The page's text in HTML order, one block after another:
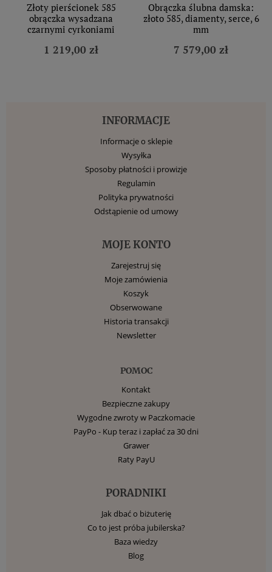
Złoty pierścionek 585
obrączka wysadzana
czarnymi cyrkoniami
1 219,00 zł
Obrączka ślubna damska:
złoto 585, diamenty, serce, 6
mm
7 579,00 zł
INFORMACJE
Informacje o sklepie
Wysyłka
Sposoby płatności i prowizje
Regulamin
Polityka prywatności
Odstąpienie od umowy
MOJE KONTO
Zarejestruj się
Moje zamówienia
Koszyk
Obserwowane
Historia transakcji
Newsletter
POMOC
Kontakt
Bezpieczne zakupy
Wygodne zwroty w Paczkomacie
PayPo - Kup teraz i zapłać za 30 dni
Grawer
Raty PayU
PORADNIKI
Jak dbać o biżuterię
Co to jest próba jubilerska?
Baza wiedzy
Blog